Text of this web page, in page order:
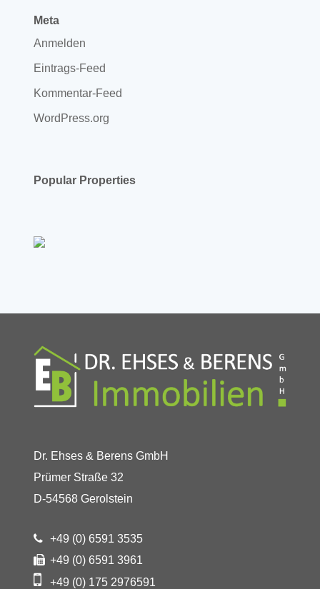
Meta
Anmelden
Eintrags-Feed
Kommentar-Feed
WordPress.org
Popular Properties
Dr. Ehses & Berens GmbH
Prümer Straße 32
D-54568 Gerolstein
+49 (0) 6591 3535
+49 (0) 6591 3961
+49 (0) 175 2976591